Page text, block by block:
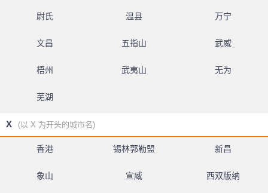
尉氏 温县 万宁
文昌 五指山 武威
梧州 武夷山 无为
芜湖
X (以 X 为开头的城市名)
香港 锡林郭勒盟 新昌
象山 宣威 西双版纳